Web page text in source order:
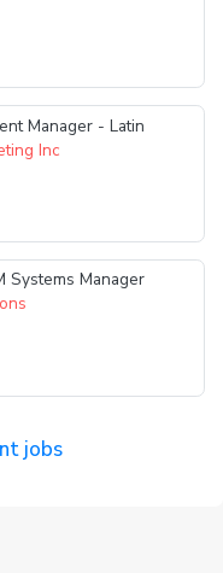
Manager - Latin
Inc
Systems Manager
jobs